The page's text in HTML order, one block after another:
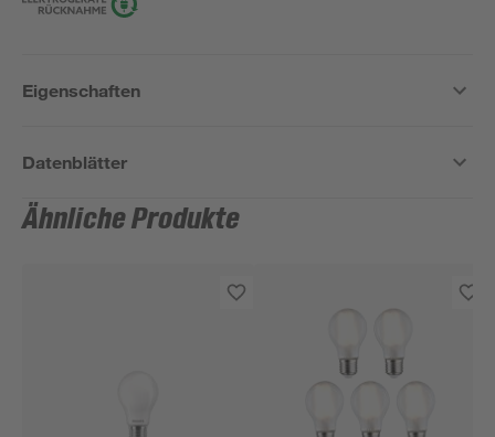
Eigenschaften
Datenblätter
Ähnliche Produkte